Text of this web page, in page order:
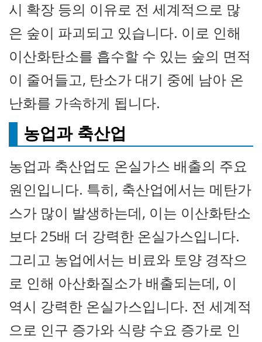
시 확장 등의 이유로 전 세계적으로 많
은 숲이 파괴되고 있습니다. 이로 인해
이산화탄소를 흡수할 수 있는 숲의 면적
이 줄어들고, 탄소가 대기 중에 남아 온
난화를 가속하게 됩니다.
농업과 축산업
농업과 축산업도 온실가스 배출의 주요
원인입니다. 특히, 축산업에서는 메탄가
스가 많이 발생하는데, 이는 이산화탄소
보다 25배 더 강력한 온실가스입니다.
그리고 농업에서는 비료와 토양 경작으
로 인해 아산화질소가 배출되는데, 이
역시 강력한 온실가스입니다. 전 세계적
으로 인구 증가와 식량 수요 증가로 인